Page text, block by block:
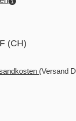
(CH)
(Versand